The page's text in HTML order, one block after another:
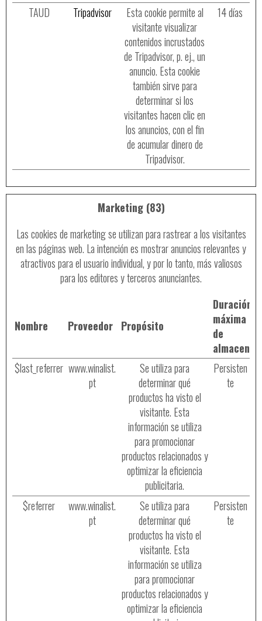
TAUD Tripadvisor
Esta cookie permite al
visitante visualizar
contenidos incrustados
de Tripadvisor, p. ej., un
anuncio. Esta cookie
también sirve para
determinar si los
visitantes hacen clic en
los anuncios, con el fin
de acumular dinero de
Tripadvisor.
14 días
Marketing (83)
Las cookies de marketing se utilizan para rastrear a los visitantes
en las páginas web. La intención es mostrar anuncios relevantes y
atractivos para el usuario individual, y por lo tanto, más valiosos
para los editores y terceros anunciantes.
Nombre Proveedor Propósito
Duración
máxima
de
$last_referrer www.winalist.
pt
Se utiliza para
determinar qué
productos ha visto el
visitante. Esta
información se utiliza
para promocionar
productos relacionados y
optimizar la eficiencia
publicitaria.
Persisten
te
$referrer
www.winalist.
pt
Se utiliza para
determinar qué
productos ha visto el
visitante. Esta
información se utiliza
para promocionar
productos relacionados y
optimizar la eficiencia
Persisten
te